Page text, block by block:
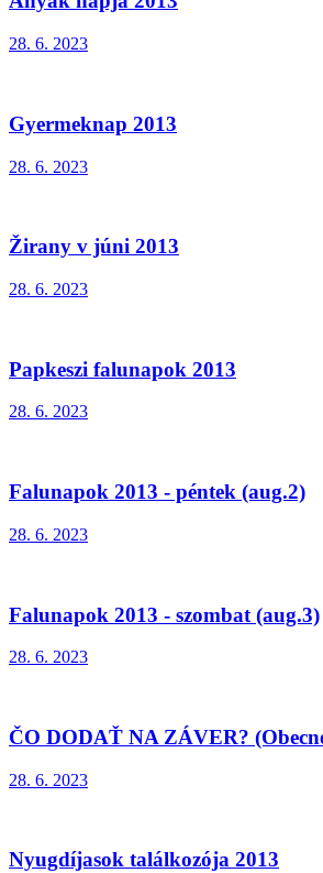
28. 6. 2023
Gyermeknap 2013
28. 6. 2023
Žirany v júni 2013
28. 6. 2023
Papkeszi falunapok 2013
28. 6. 2023
Falunapok 2013 - péntek (aug.2)
28. 6. 2023
Falunapok 2013 - szombat (aug.3)
28. 6. 2023
ČO DODAŤ NA ZÁVER?
28. 6. 2023
Nyugdíjasok találkozója 2013